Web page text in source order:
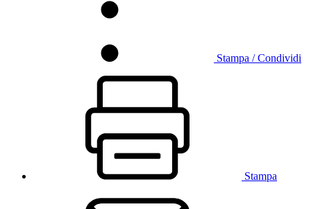
Stampa / Condividi
Stampa